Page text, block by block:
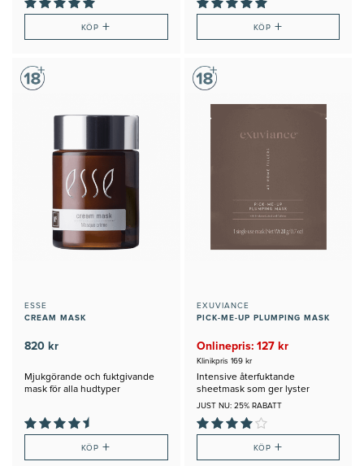
KÖP+ KÖP +
ESSE
CREAM MASK
820 kr
Mjukgörande och fuktgivande
mask för alla hudtyper
KÖP+
EXUVIANCE
PICK-ME-UP PLUMPING MASK
Onlinepris: 127 kr
Klinikpris 169 kr
Intensive återfuktande
sheetmask som ger lyster
JUST NU: 25% RABATT
KÖP +